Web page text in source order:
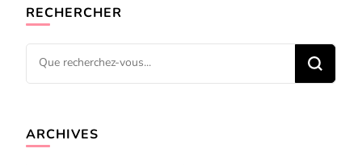
RECHERCHER
Vous
recherchiez
ARCHIVES